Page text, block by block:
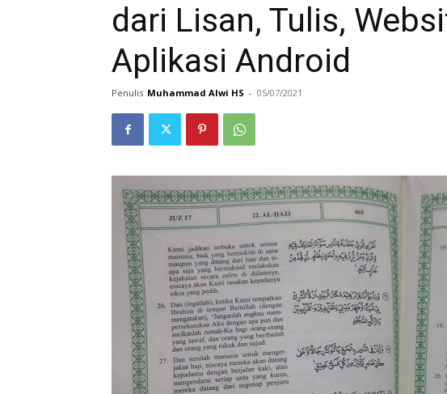
|
Referensi
di
Indonesia
dari Lisan, Tulis,
Aplikasi Android
Penulis Muhammad Alwi HS - 05/07/2021